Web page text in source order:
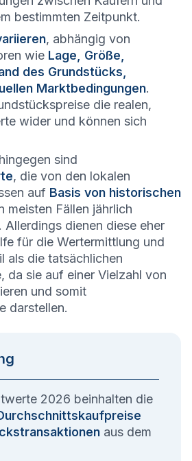
bestimmten Zeitpunkt.
, abhängig von
wie Lage, Größe,
des Grundstücks,
Marktbedingungen.
die realen,
wider und können sich
hingegen sind
, die von den lokalen
auf Basis von historischen
meisten Fällen jährlich
dienen diese eher
für die Wertermittlung und
als die tatsächlichen
da sie auf einer Vielzahl von
und somit
darstellen.
2026 beinhalten die
aus dem